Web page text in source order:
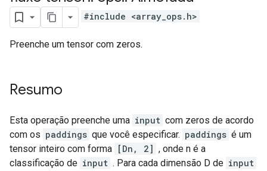
#include <array_ops.h>
Preenche um tensor com zeros.
Resumo
Esta operação preenche uma input com zeros de acordo
com os paddings que você especificar. paddings é um
tensor inteiro com forma [Dn, 2] , onde n é a
classificação de input . Para cada dimensão D de input